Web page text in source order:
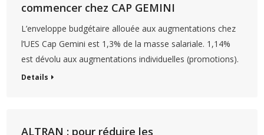
commencer chez CAP GEMINI
L’enveloppe budgétaire allouée aux augmentations chez
l’UES Cap Gemini est 1,3% de la masse salariale. 1,14%
est dévolu aux augmentations individuelles (promotions).
Details
ALTRAN : pour réduire les